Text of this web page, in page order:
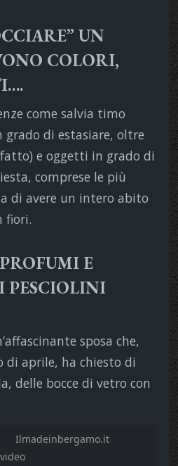
UN
COLORI,
come salvia timo
di estasiare, oltre
e oggetti in grado di
comprese le più
di avere un intero abito
fiori.
E
PESCIOLINI
sposa che,
di aprile, ha chiesto di
delle bocce di vetro con
Ilmadeinbergamo.it